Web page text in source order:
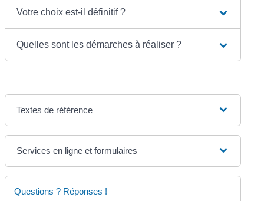
Votre choix est-il définitif ?
Quelles sont les démarches à réaliser ?
Textes de référence
Services en ligne et formulaires
Questions ? Réponses !